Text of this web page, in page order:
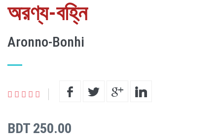
অরণ্য-বহ্নি
Aronno-Bonhi
BDT 250.00